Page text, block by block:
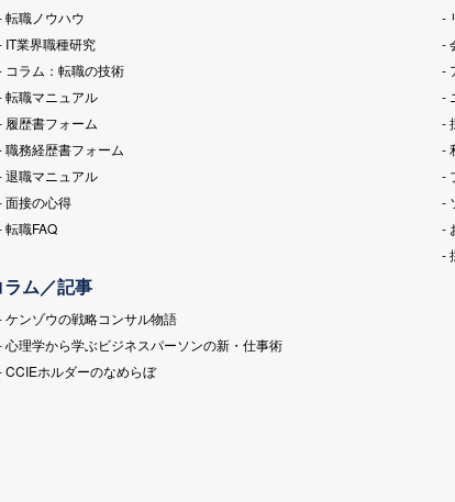
転職ノウハウ
IT業界職種研究
コラム：転職の技術
転職マニュアル
履歴書フォーム
職務経歴書フォーム
退職マニュアル
面接の心得
転職FAQ
ラム／記事
ケンゾウの戦略コンサル物語
心理学から学ぶビジネスパーソンの新・仕事術
CCIEホルダーのなめらぼ
-
-
-
-
-
-
-
-
-
-